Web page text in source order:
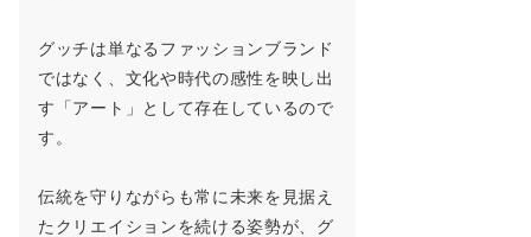
グッチは単なるファッションブランド
ではなく、文化や時代の感性を映し出
す「アート」として存在しているので
す。
伝統を守りながらも常に未来を見据え
たクリエイションを続ける姿勢が、グ